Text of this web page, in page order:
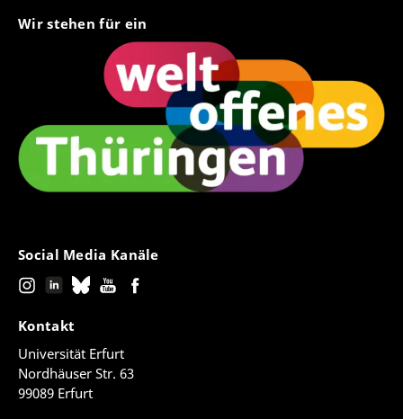
Wir stehen für ein
Social Media Kanäle
Kontakt
Universität Erfurt
Nordhäuser Str. 63
99089 Erfurt